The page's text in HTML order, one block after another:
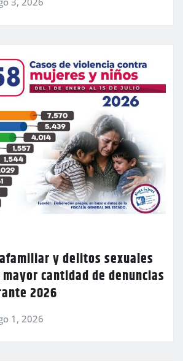
y delitos sexuales
cantidad de denuncias
2026
1, 2026